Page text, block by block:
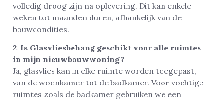
volledig droog zijn na oplevering. Dit kan enkele
weken tot maanden duren, afhankelijk van de
bouwcondities.
2. Is Glasvliesbehang geschikt voor alle ruimtes
in mijn nieuwbouwwoning?
Ja, glasvlies kan in elke ruimte worden toegepast,
van de woonkamer tot de badkamer. Voor vochtige
ruimtes zoals de badkamer gebruiken we een